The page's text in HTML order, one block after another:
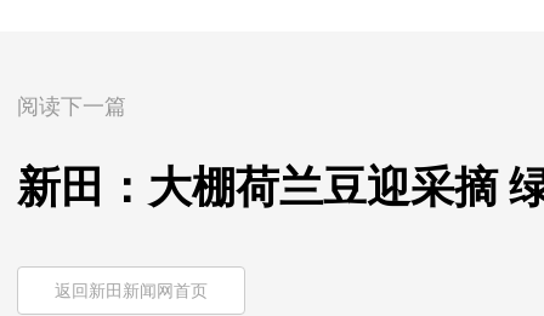
阅读下一篇
新田：大棚荷兰豆迎采摘
返回新田新闻网首页